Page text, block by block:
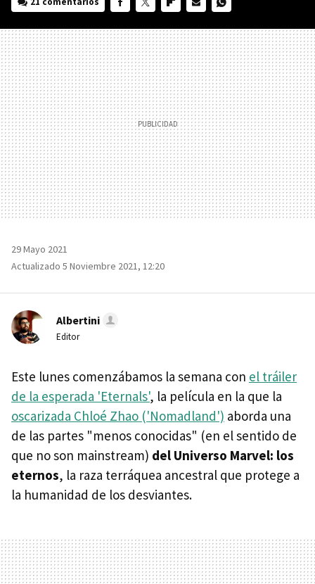
MAIL
29 Mayo 2021
Actualizado 5 Noviembre 2021, 12:20
Albertini
Editor
Este lunes comenzábamos la semana con el tráiler
de la esperada 'Eternals', la película en la que la
oscarizada Chloé Zhao ('Nomadland') aborda una
de las partes "menos conocidas" (en el sentido de
que no son mainstream) del Universo Marvel: los
eternos, la raza terráquea ancestral que protege a
la humanidad de los desviantes.